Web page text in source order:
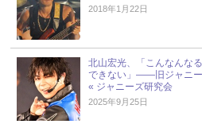
2018年1月22日
北山宏光、「こんなんな
できない」――旧ジャニー
« ジャニーズ研究会
2025年9月25日